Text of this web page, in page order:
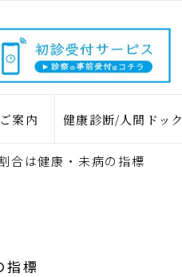
案内 健康診断/人間ドック
合は健康・未病の指標
指標